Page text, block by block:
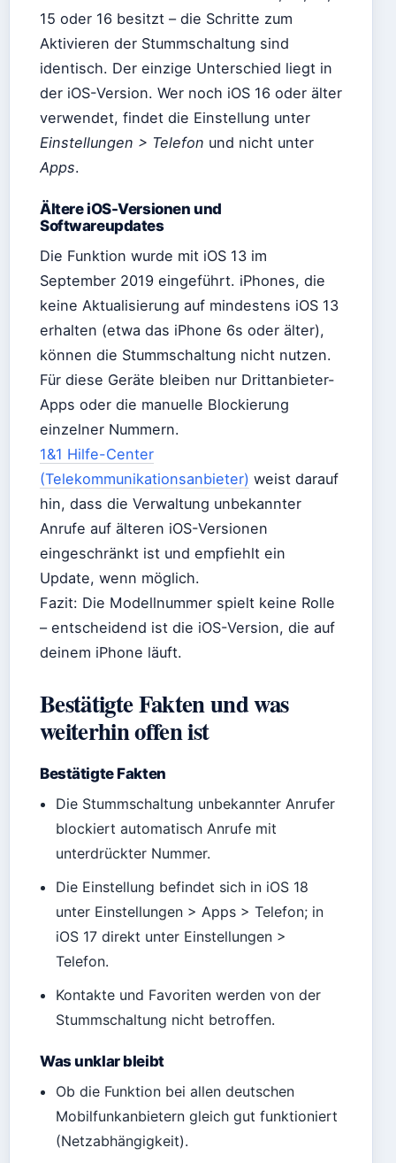
15 oder 16 besitzt – die Schritte zum
Aktivieren der Stummschaltung sind
identisch. Der einzige Unterschied liegt in
der iOS-Version. Wer noch iOS 16 oder älter
verwendet, findet die Einstellung unter
Einstellungen > Telefon und nicht unter
Apps.
Ältere iOS-Versionen und
Softwareupdates
Die Funktion wurde mit iOS 13 im
September 2019 eingeführt. iPhones, die
keine Aktualisierung auf mindestens iOS 13
erhalten (etwa das iPhone 6s oder älter),
können die Stummschaltung nicht nutzen.
Für diese Geräte bleiben nur Drittanbieter-
Apps oder die manuelle Blockierung
einzelner Nummern.
1&1 Hilfe-Center
(Telekommunikationsanbieter) weist darauf
hin, dass die Verwaltung unbekannter
Anrufe auf älteren iOS-Versionen
eingeschränkt ist und empfiehlt ein
Update, wenn möglich.
Fazit: Die Modellnummer spielt keine Rolle
– entscheidend ist die iOS-Version, die auf
deinem iPhone läuft.
Bestätigte Fakten und was
weiterhin offen ist
Bestätigte Fakten
Die Stummschaltung unbekannter Anrufer
blockiert automatisch Anrufe mit
unterdrückter Nummer.
Die Einstellung befindet sich in iOS 18
unter Einstellungen > Apps > Telefon; in
iOS 17 direkt unter Einstellungen >
Telefon.
Kontakte und Favoriten werden von der
Stummschaltung nicht betroffen.
Was unklar bleibt
Ob die Funktion bei allen deutschen
Mobilfunkanbietern gleich gut funktioniert
(Netzabhängigkeit).